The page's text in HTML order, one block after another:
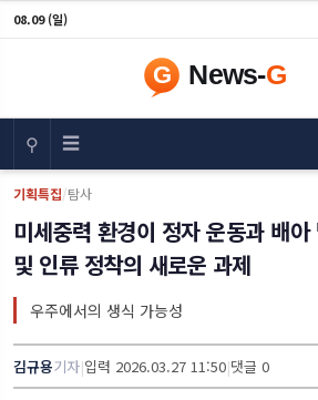
08.09 (일)
⚲ ☰
기획특집/탐사
미세중력 환경이 정자 운동과 배
및 인류 정착의 새로운 과제
우주에서의 생식 가능성
김규용기자|입력 2026.03.27 11:50|댓글 0